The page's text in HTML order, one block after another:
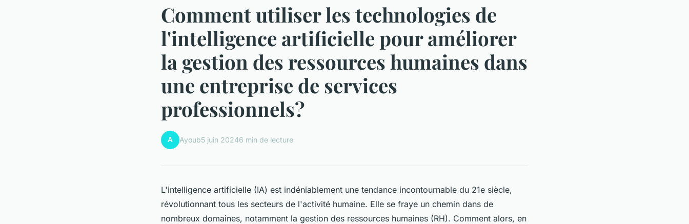
Comment utiliser les technologies de
l'intelligence artificielle pour améliorer
la gestion des ressources humaines dans
une entreprise de services
professionnels?
A Ayoub5 juin 20246 min de lecture
L'intelligence artificielle (IA) est indéniablement une tendance incontournable du 21e siècle,
révolutionnant tous les secteurs de l'activité humaine. Elle se fraye un chemin dans de
nombreux domaines, notamment la gestion des ressources humaines (RH). Comment alors, en